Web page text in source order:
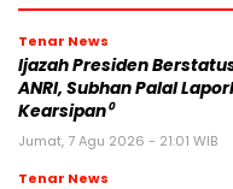
Tenar News
Ijazah Presiden
ANRI, Subhan Palal
Kearsipan⁰
Jumat, 7 Agu 2026 - 21:01 WIB
Tenar News